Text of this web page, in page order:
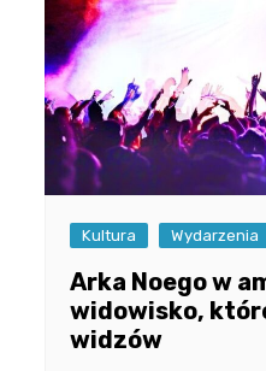
Kultura Wydarzenia
Arka Noego w
widowisko,
widzów